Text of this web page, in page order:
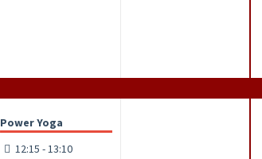
Power Yoga
12:15 - 13:10